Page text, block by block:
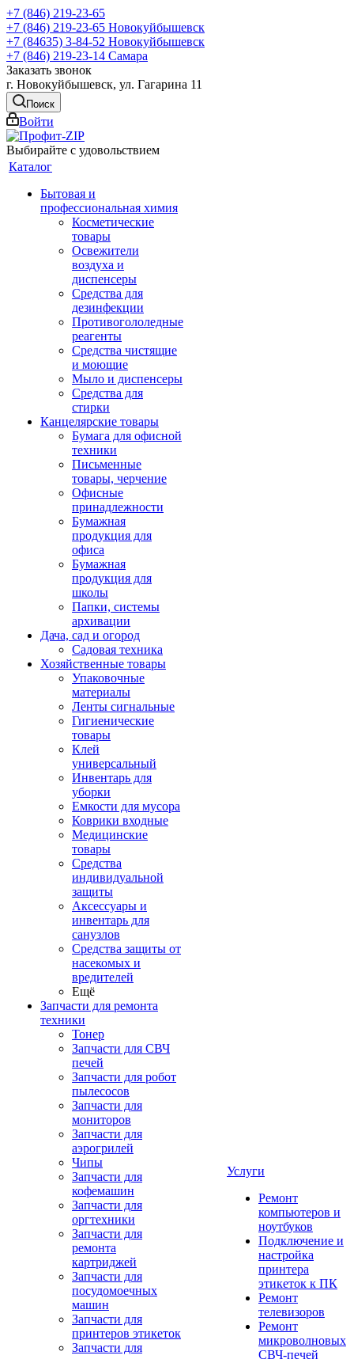
+7 (846) 219-23-65
+7 (846) 219-23-65 Новокуйбышевск
+7 (84635) 3-84-52 Новокуйбышевск
+7 (846) 219-23-14 Самара
Заказать звонок
г. Новокуйбышевск, ул. Гагарина 11
Поиск
Войти
Выбирайте с удовольствием
Каталог
Бытовая и
профессиональная химия
Косметические
товары
Освежители
воздуха и
диспенсеры
Средства для
дезинфекции
Противогололедные
реагенты
Средства чистящие
и моющие
Мыло и диспенсеры
Средства для
стирки
Канцелярские товары
Бумага для офисной
техники
Письменные
товары, черчение
Офисные
принадлежности
Бумажная
продукция для
офиса
Бумажная
продукция для
школы
Папки, системы
архивации
Дача, сад и огород
Садовая техника
Хозяйственные товары
Упаковочные
материалы
Ленты сигнальные
Гигиенические
товары
Клей
универсальный
Инвентарь для
уборки
Емкости для мусора
Коврики входные
Медицинские
товары
Средства
индивидуальной
защиты
Аксессуары и
инвентарь для
санузлов
Средства защиты от
насекомых и
вредителей
Ещё
Запчасти для ремонта
техники
Тонер
Запчасти для СВЧ
печей
Запчасти для робот
пылесосов
Запчасти для
мониторов
Запчасти для
аэрогрилей
Чипы
Запчасти для
кофемашин
Запчасти для
оргтехники
Запчасти для
ремонта
картриджей
Запчасти для
посудомоечных
машин
Запчасти для
принтеров этикеток
Запчасти для
Услуги
Ремонт
компьютеров и
ноутбуков
Подключение и
настройка
принтера
этикеток к ПК
Ремонт
телевизоров
Ремонт
микроволновых
СВЧ-печей